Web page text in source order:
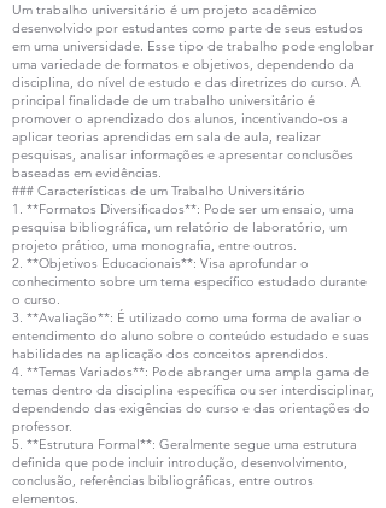
Um trabalho universitário é um projeto acadêmico
desenvolvido por estudantes como parte de seus estudos
em uma universidade. Esse tipo de trabalho pode englobar
uma variedade de formatos e objetivos, dependendo da
disciplina, do nível de estudo e das diretrizes do curso. A
principal finalidade de um trabalho universitário é
promover o aprendizado dos alunos, incentivando-os a
aplicar teorias aprendidas em sala de aula, realizar
pesquisas, analisar informações e apresentar conclusões
baseadas em evidências.
### Características de um Trabalho Universitário
1. **Formatos Diversificados**: Pode ser um ensaio, uma
pesquisa bibliográfica, um relatório de laboratório, um
projeto prático, uma monografia, entre outros.
2. **Objetivos Educacionais**: Visa aprofundar o
conhecimento sobre um tema específico estudado durante
o curso.
3. **Avaliação**: É utilizado como uma forma de avaliar o
entendimento do aluno sobre o conteúdo estudado e suas
habilidades na aplicação dos conceitos aprendidos.
4. **Temas Variados**: Pode abranger uma ampla gama de
temas dentro da disciplina específica ou ser interdisciplinar,
dependendo das exigências do curso e das orientações do
professor.
5. **Estrutura Formal**: Geralmente segue uma estrutura
definida que pode incluir introdução, desenvolvimento,
conclusão, referências bibliográficas, entre outros
elementos.